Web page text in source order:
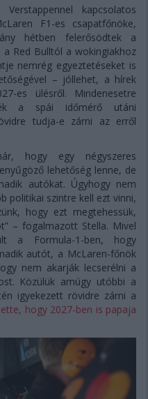
kapcsolatos
F1-es csapatfőnöke,
hétben felerősödtek a
Red Bulltól a wokingiakhoz
nemrég egyeztetéseket is
– jóllehet, a hírek
es ülésről. Mindenesetre
a spái időmérő utáni
tudja-e zárni az erről
hogy egy négyszeres
lehetőség lenne, de
autókat. Úgyhogy nem
politikai szintre kell ezt vinni,
hogy ezt megtehessük,
– fogalmazott Stella. Mivel
a Formula-1-ben, hogy
autót, a McLaren-főnök
nem akarják lecserélni a
Közülük amúgy utóbbi a
igyekezett rövidre zárni a
hogy 2027-ben is papaja